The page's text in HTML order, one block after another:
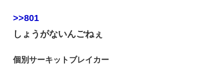
>>801
しょうがないんごねぇ
個別サーキットブレイカー